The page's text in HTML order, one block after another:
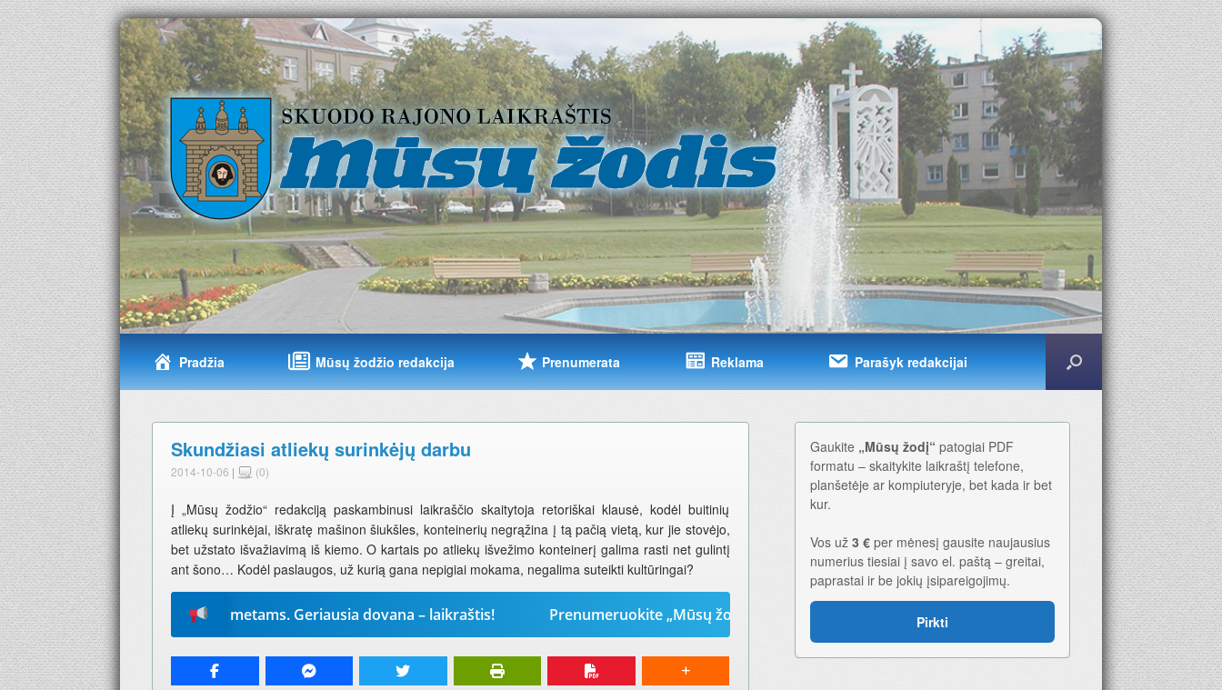
Pradžia Mūsų žodžio redakcija Prenumerata Reklama Parašyk redakcijai
Skundžiasi atliekų surinkėjų darbu
2014-10-06 | (0)
Į „Mūsų žodžio“ redakciją paskambinusi laikraščio skaitytoja retoriškai klausė, kodėl buitinių
atliekų surinkėjai, iškratę mašinon šiukšles, konteinerių negrąžina į tą pačią vietą, kur jie stovėjo,
bet užstato išvažiavimą iš kiemo. O kartais po atliekų išvežimo konteinerį galima rasti net gulintį
ant šono… Kodėl paslaugos, už kurią gana nepigiai mokama, negalima suteikti kultūringai?
„Mūsų žodį“ 2026-iems metams. Geriausia dovana – laikraštis! Prenumeruokite „Mūsų žodį“ 2026-iems metams. Geriausia dovana – laikraštis!
Gaukite „Mūsų žodį“ patogiai PDF
formatu – skaitykite laikraštį telefone,
planšetėje ar kompiuteryje, bet kada ir bet
kur.
Vos už 3 € per mėnesį gausite naujausius
numerius tiesiai į savo el. paštą – greitai,
paprastai ir be jokių įsipareigojimų.
Pirkti